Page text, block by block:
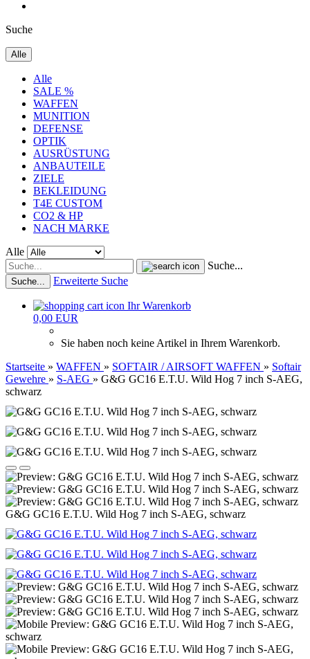
Suche
Alle
Alle
SALE %
WAFFEN
MUNITION
DEFENSE
OPTIK
AUSRÜSTUNG
ANBAUTEILE
ZIELE
BEKLEIDUNG
T4E CUSTOM
CO2 & HP
NACH MARKE
Alle
Suche...
Suche... Erweiterte Suche
Ihr Warenkorb
0,00 EUR
Sie haben noch keine Artikel in Ihrem Warenkorb.
Startseite » WAFFEN » SOFTAIR / AIRSOFT WAFFEN » Softair
Gewehre » S-AEG » G&G GC16 E.T.U. Wild Hog 7 inch S-AEG,
schwarz
G&G GC16 E.T.U. Wild Hog 7 inch S-AEG, schwarz